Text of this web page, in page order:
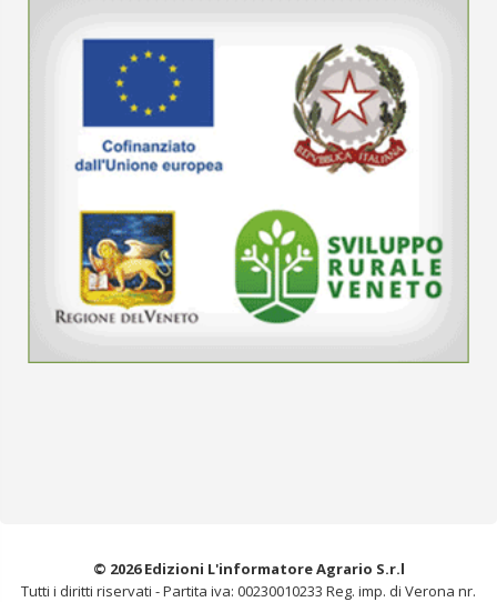
© 2026 Edizioni L'informatore Agrario S.r.l
Tutti i diritti riservati -Partita iva: 00230010233 Reg. imp. di Verona nr.